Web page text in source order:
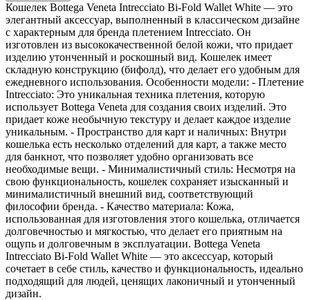
Кошелек Bottega Veneta Intrecciato Bi-Fold Wallet White — это
элегантный аксессуар, выполненный в классическом дизайне
с характерным для бренда плетением Intrecciato. Он
изготовлен из высококачественной белой кожи, что придает
изделию утонченный и роскошный вид. Кошелек имеет
складную конструкцию (бифолд), что делает его удобным для
ежедневного использования. Особенности модели: - Плетение
Intrecciato: Это уникальная техника плетения, которую
использует Bottega Veneta для создания своих изделий. Это
придает коже необычную текстуру и делает каждое изделие
уникальным. - Пространство для карт и наличных: Внутри
кошелька есть несколько отделений для карт, а также место
для банкнот, что позволяет удобно организовать все
необходимые вещи. - Минималистичный стиль: Несмотря на
свою функциональность, кошелек сохраняет изысканный и
минималистичный внешний вид, соответствующий
философии бренда. - Качество материала: Кожа,
использованная для изготовления этого кошелька, отличается
долговечностью и мягкостью, что делает его приятным на
ощупь и долговечным в эксплуатации. Bottega Veneta
Intrecciato Bi-Fold Wallet White — это аксессуар, который
сочетает в себе стиль, качество и функциональность, идеально
подходящий для людей, ценящих лаконичный и утонченный
дизайн.